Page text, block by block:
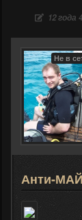
12 года
Не в
Анти-